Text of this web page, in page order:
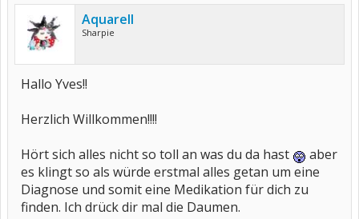
Aquarell
Sharpie
Hallo Yves!!
Herzlich Willkommen!!!!
Hört sich alles nicht so toll an was du da hast
aber
es klingt so als würde erstmal alles getan um eine
Diagnose und somit eine Medikation für dich zu
finden. Ich drück dir mal die Daumen.